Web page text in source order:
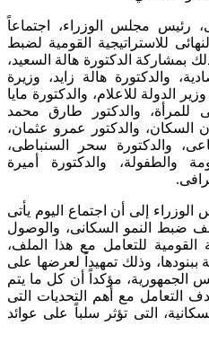
رئيس مجلس الوزراء، اجتماعاً
للاستراتيجية القومية لضبط
(2021 – 2023)، وذلك بمشاركة الدكتورة هالة السعيد،
والدكتورة هالة زايد، وزيرة
الدولة للاعلام، والدكتورة مايا
والدكتور طارق محمد
السكان، والدكتور عمرو عثمان،
والدكتورة سحر السنباطى،
والطفولة، والدكتورة أميرة
إلى أن اجتماع اليوم يأتى
ضبط النمو السكانى، والوصول
القومية للتعامل مع هذا الملف،
ببنودها، وذلك تمهيداً لعرضها على
الجمهورية، مؤكداً أن كل ما يتم
التعامل مع أهم التحديات التى
التى تؤثر سلباً على عوائد